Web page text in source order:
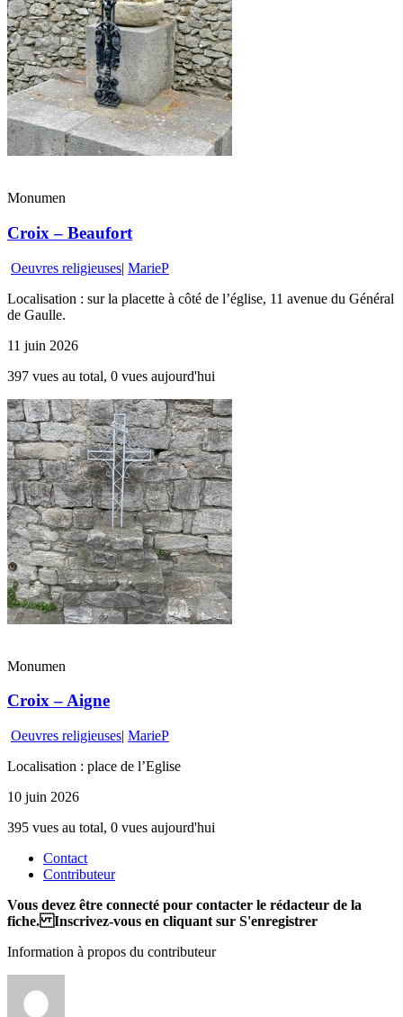
Monumen
Croix – Beaufort
Oeuvres religieuses| MarieP
Localisation : sur la placette à côté de l’église, 11 avenue du Général
de Gaulle.
11 juin 2026
397 vues au total, 0 vues aujourd'hui
Monumen
Croix – Aigne
Oeuvres religieuses| MarieP
Localisation : place de l’Eglise
10 juin 2026
395 vues au total, 0 vues aujourd'hui
Contact
Contributeur
Vous devez être connecté pour contacter le rédacteur de la
fiche. Inscrivez-vous en cliquant sur S'enregistrer
Information à propos du contributeur